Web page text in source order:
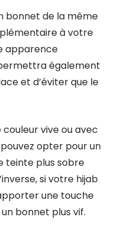
bonnet de la même
à votre
apparence
également
et d’éviter que le
couleur vive ou avec
opter pour un
teinte plus sobre
si votre hijab
une touche
bonnet plus vif.